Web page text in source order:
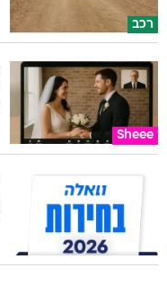
רכב
Sheee